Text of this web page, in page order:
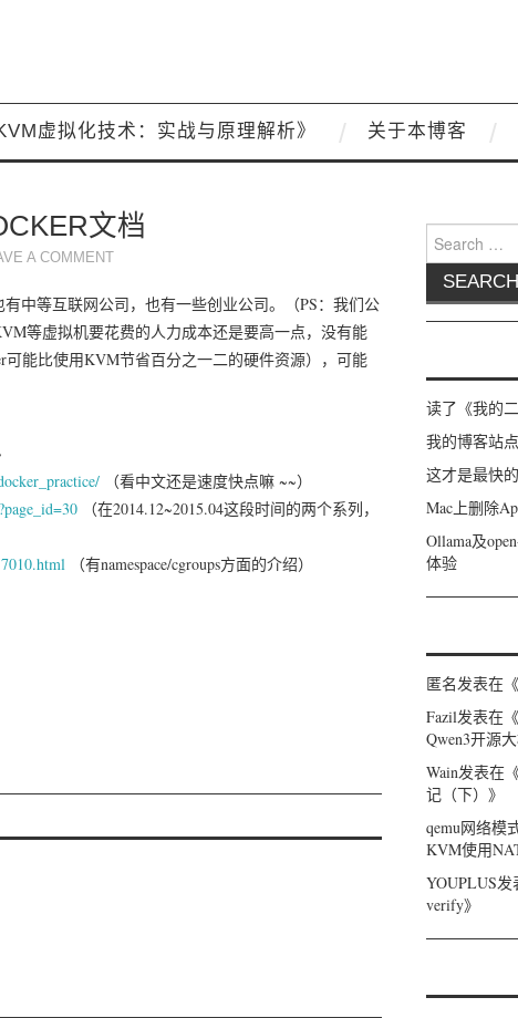
虚拟化技术：实战与原理解析》 关于本博客
文档
A COMMENT
中等互联网公司，也有一些创业公司。（PS：我们公
等虚拟机要花费的人力成本还是要高一点，没有能
能比使用KVM节省百分之一二的硬件资源），可能
（看中文还是速度快点嘛 ~~）
（在2014.12~2015.04这段时间的两个系列，
（有namespace/cgroups方面的介绍）
Search for:
读了《我的
我的博客站
这才是最快
Mac上删除
Ollama及
体验
匿名发表在《
Fazil发表在《
Qwen3开源
Wain发表在
记（下） 》
qemu网络模
KVM使用
YOUPLUS发
verify》